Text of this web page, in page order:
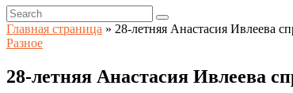
Главная страница » 28-летняя Анастасия Ивлеева
Разное
28-летняя Анастасия Ивлеева